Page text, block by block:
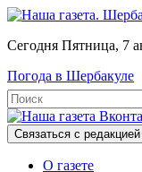
Сегодня Пятница, 7
Погода в Шербакуле
Связаться с редакцией
О газете